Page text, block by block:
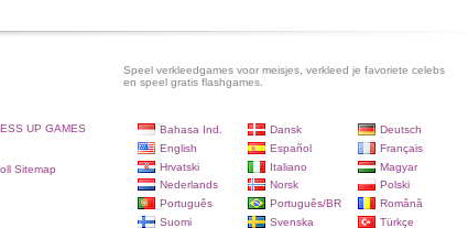
Speel verkleedgames voor meisjes, verkleed je favoriete celebs
en speel gratis flashgames.
UP GAMES
Sitemap
Bahasa Ind. Dansk
Deutsch
English
Español
Français
Hrvatski
Italiano
Magyar
Nederlands
Norsk
Polski
Português
Português/BR
Română
Suomi
Svenska Türkçe